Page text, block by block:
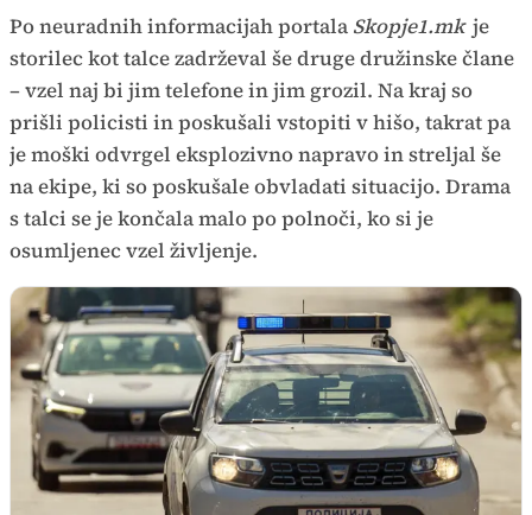
Po neuradnih informacijah portala Skopje1.mk je
storilec kot talce zadrževal še druge družinske člane
– vzel naj bi jim telefone in jim grozil. Na kraj so
prišli policisti in poskušali vstopiti v hišo, takrat pa
je moški odvrgel eksplozivno napravo in streljal še
na ekipe, ki so poskušale obvladati situacijo. Drama
s talci se je končala malo po polnoči, ko si je
osumljenec vzel življenje.